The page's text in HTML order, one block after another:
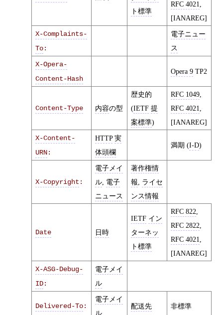
ト標準
RFC 4021,
[IANAREG]
X-Complaints-
To:
電子ニュー
ス
X-Opera-
Content-Hash
Opera 9 TP2
Content-Type 内容の型
歴史的
(IETF 提
案標準)
RFC 1049,
RFC 4021,
[IANAREG]
X-Content-
URN:
HTTP 実
体頭欄
満期 (I-D)
X-Copyright :
電子メイ
ル, 電子
ニュース
著作権情
報, ライセ
ンス情報
Date 日時
IETF イン
ターネッ
ト標準
RFC 822,
RFC 2822,
RFC 4021,
[IANAREG]
X-ASG-Debug-
ID:
電子メイ
ル
Delivered-To:
電子メイ
ル
配送先 非標準